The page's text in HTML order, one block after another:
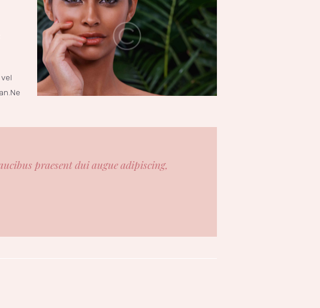
praesent dui augue adipiscing,